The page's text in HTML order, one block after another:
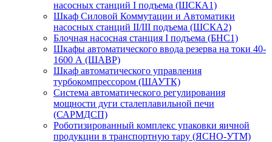
насосных станций I подъема (ШСКА1)
Шкаф Силовой Коммутации и Автоматики
насосных станций II/III подъема (ШСКА2)
Блочная насосная станция I подъема (БНС1)
Шкафы автоматического ввода резерва на токи 40-
1600 А (ШАВР)
Шкаф автоматического управления
турбокомпрессором (ШАУТК)
Система автоматического регулирования
мощности дуги сталеплавильной печи
(САРМДСП)
Роботизированный комплекс упаковки яичной
продукции в транспортную тару (ЯСНО-УТМ)